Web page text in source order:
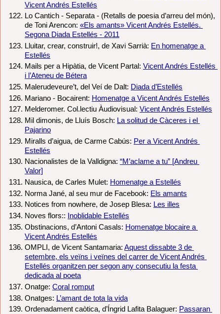
Vicent Andrés Estellés
Lo Cantich - Separata - (Retalls de poesia d’arreu del món),
de Toni Arencon: «Els amants» Vicent Andrés Estellés.
Segona Diada Estellés - 2011
Lluitar, crear, construir!, de Xavi Sarrià: En homenatge a
Estellés
Mails per a Hipàtia, de Vicent Partal: Vicent Andrés Estellés
i l’Ateneu de Bétera
Malerudeveure’t, del Veí de Dalt: Diada d’Estellés
Mariano - Bocairent: Homenatge a Vicent Andrés Estellés
Melderomer. Col.lectiu Àudiovisual: Vicent Andrés Estellés
Mil dimonis, de Lluís Bosch: La solitud de Càceres i el
Pajarino
Miralls d’aigua, de Carme Cabús: Per a Vicent Andrés
Estellés
Nacionalistes de la Valldigna: “M’aclame a tu” [Andreu
Valor]
Nausica, de Carles Mulet: Homenatge a Estellés
Norma Jané, al seu mur de Facebook: Els amants
Notices from nowhere, de Josep Blesa: Les illes
Noves flors::
Inoblidable Estellés
Obstinacions, d’Antoni Casals: Homenatge blocaire a
Vicent Andrés Estellés
OMPLI, de Vicent Santamaria: Aquest dissabte 3 de
setembre, els veïns i veïnes del carrer de Vicent Andrés
Estellés organitzen per segon any consecutiu la festa
dedicada al poeta
Onatge: Coral romput
Onatges: L’amant de tota la vida
Ordenadament caòtica, d’Íngrid Lafita Balaguer: Passaran